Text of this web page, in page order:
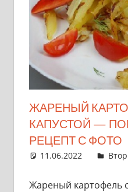
ЖАРЕНЫЙ
КАПУСТОЙ —
РЕЦЕПТ С ФОТО
11.06.2022
Жареный картофель